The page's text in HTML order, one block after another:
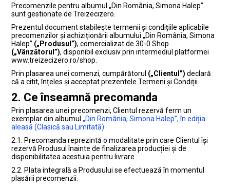
Precomenzile pentru albumul „Din România, Simona Halep”
sunt gestionate de Treizecizero.
Prezentul document stabilește termenii și condițiile aplicabile
precomenzilor și achiziționării albumului„Din România, Simona
Halep” („Produsul”), comercializat de 30-0 Shop
(„Vânzătorul”), disponibil exclusiv prin intermediul platformei
www.treizecizero.ro/shop.
Prin plasarea unei comenzi, cumpărătorul („Clientul”) declară
că a citit, înțeles și acceptat prezentele Termeni și Condiții.
2. Ce înseamnă precomanda
Prin plasarea unei precomenzi, Clientul rezervă ferm un
exemplar din albumul„Din România, Simona Halep”, în ediția
aleasă (Clasică sau Limitată)
2.1. Precomanda reprezintă o modalitate prin care Clientul își
rezervă Produsul înainte de finalizarea producției și de
disponibilitatea acestuia pentru livrare.
2.2. Plata integrală a Produsului se efectuează în momentul
plasării precomenzii.